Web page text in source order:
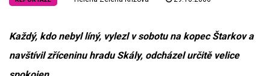
Každý, kdo nebyl líný, vylezl v sobotu na kopec Štarkov a
navštívil zříceninu hradu Skály, odcházel určitě velice